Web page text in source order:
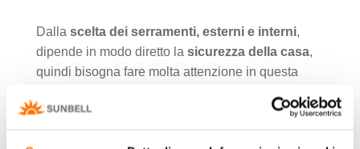
Dalla scelta dei serramenti, esterni e interni,
dipende in modo diretto la sicurezza della casa,
quindi bisogna fare molta attenzione in questa
e selezione degli infissi e dei serramenti sono